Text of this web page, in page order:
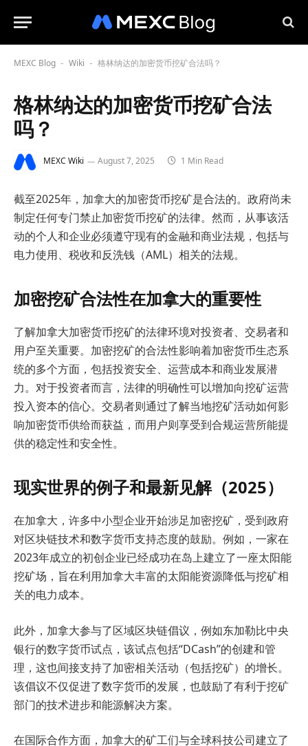
MEXC Blog - Wiki - 格林纳达的加密货币挖矿合法吗？
格林纳达的加密货币挖矿合法
吗？
MEXC Wiki August 7, 2025 1 Min Read
截至2025年，加拿大的加密货币挖矿是合法的。政府尚未
制定任何专门禁止加密货币挖矿的法律。然而，从事该活
动的个人和企业必须遵守现有的金融和商业法规，包括与
电力使用、税收和反洗钱（AML）相关的法规。
加密挖矿合法性在加拿大的重要性
了解加拿大加密货币挖矿的法律环境对投资者、交易者和
用户至关重要。加密挖矿的合法性影响着加密货币生态系
统的多个方面，包括投资安全、运营成本和商业发展潜
力。对于投资者而言，法律的明确性可以增加向挖矿运营
投入资本的信心。交易者则通过了解当地挖矿活动如何影
响加密货币供给而获益，而用户则享受到合规运营所能提
供的稳定性和安全性。
现实世界的例子和最新见解（2025）
在加拿大，许多中小型企业开始涉足加密挖矿，受到政府
对区块链技术和数字货币支持态度的鼓励。例如，一家在
2023年成立的初创企业已经成功在岛上建立了一座太阳能
挖矿场，旨在利用加拿大丰富的太阳能资源降低与挖矿相
关的电力成本。
此外，加拿大参与了区域区块链倡议，例如东加勒比中央
银行的数字货币试点，该试点包括“DCash”的创建和管
理，这也间接支持了加密相关活动（包括挖矿）的增长。
该倡议不仅促进了数字货币的发展，也鼓励了有利于挖矿
部门的技术进步和能源解决方案。
在国际合作方面，加拿大的矿工们与全球科技公司建立了